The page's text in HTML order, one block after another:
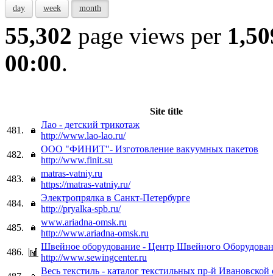
day week month
55,302 page views per
00:00.
Site title
481.
Лао - детский трикотаж
http://www.lao-lao.ru/
482.
ООО "ФИНИТ"- Изготовление вакуумных пакетов
http://www.finit.su
483.
matras-vatniy.ru
https://matras-vatniy.ru/
484.
Электропрялка в Санкт-Петербурге
http://pryalka-spb.ru/
485.
www.ariadna-omsk.ru
http://www.ariadna-omsk.ru
486.
Швейное оборудование - Центр Швейного
http://www.sewingcenter.ru
Весь текстиль - каталог текстильных пр-й Ивановской